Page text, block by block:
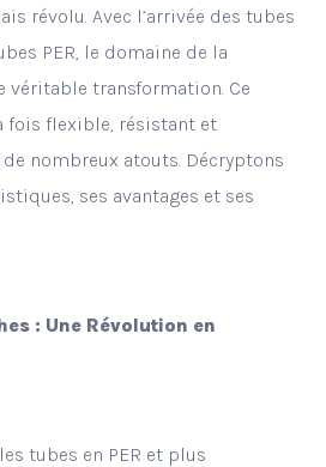
révolu. Avec l’arrivée des tubes
PER, le domaine de la
véritable transformation. Ce
fois flexible, résistant et
nombreux atouts. Décryptons
ses avantages et ses
: Une Révolution en
tubes en PER et plus